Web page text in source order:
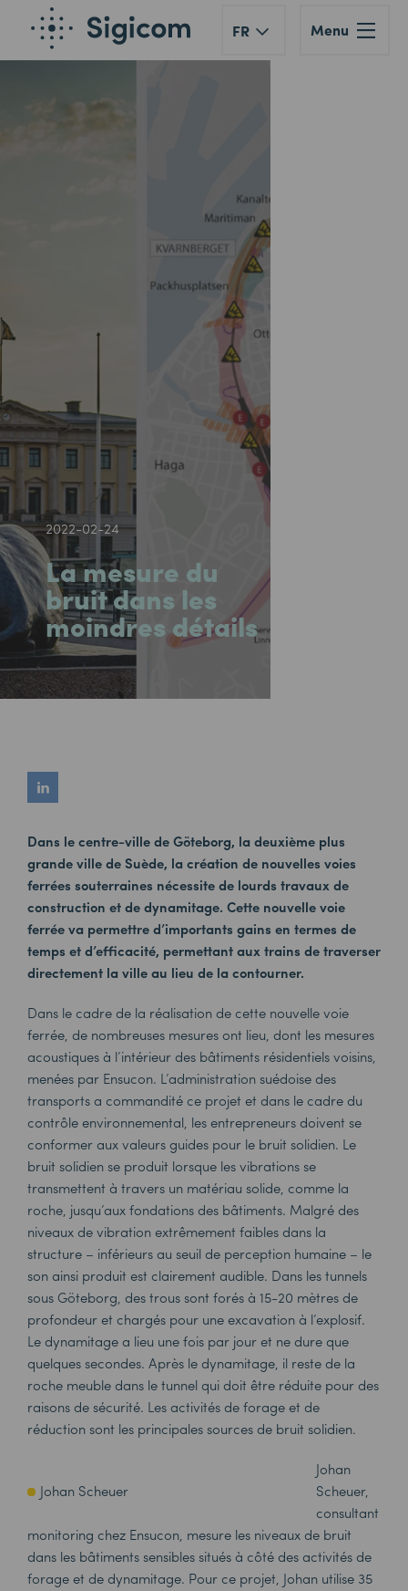
FR Menu
2022-02-24
La mesure du
bruit dans les
moindres détails
Dans le centre-ville de Göteborg, la deuxième plus
grande ville de Suède, la création de nouvelles voies
ferrées souterraines nécessite de lourds travaux de
construction et de dynamitage. Cette nouvelle voie
ferrée va permettre d’importants gains en termes de
temps et d’efficacité, permettant aux trains de traverser
directement la ville au lieu de la contourner.
Dans le cadre de la réalisation de cette nouvelle voie
ferrée, de nombreuses mesures ont lieu, dont les mesures
acoustiques à l’intérieur des bâtiments résidentiels voisins,
menées par Ensucon. L’administration suédoise des
transports a commandité ce projet et dans le cadre du
contrôle environnemental, les entrepreneurs doivent se
conformer aux valeurs guides pour le bruit solidien. Le
bruit solidien se produit lorsque les vibrations se
transmettent à travers un matériau solide, comme la
roche, jusqu’aux fondations des bâtiments. Malgré des
niveaux de vibration extrêmement faibles dans la
structure – inférieurs au seuil de perception humaine – le
son ainsi produit est clairement audible. Dans les tunnels
sous Göteborg, des trous sont forés à 15-20 mètres de
profondeur et chargés pour une excavation à l’explosif.
Le dynamitage a lieu une fois par jour et ne dure que
quelques secondes. Après le dynamitage, il reste de la
roche meuble dans le tunnel qui doit être réduite pour des
raisons de sécurité. Les activités de forage et de
réduction sont les principales sources de bruit solidien.
Johan Scheuer
Johan
Scheuer,
consultant
monitoring chez Ensucon, mesure les niveaux de bruit
dans les bâtiments sensibles situés à côté des activités de
forage et de dynamitage. Pour ce projet, Johan utilise 35